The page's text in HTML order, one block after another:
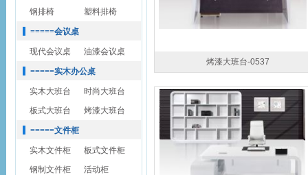
钢排椅
塑料排椅
=====会议桌
现代会议桌 油漆会议桌
=====实木办公桌
实木大班台
时尚大班台
板式大班台
烤漆大班台
=====文件柜
实木文件柜
板式文件柜
钢制文件柜
活动柜
烤漆大班台-0537